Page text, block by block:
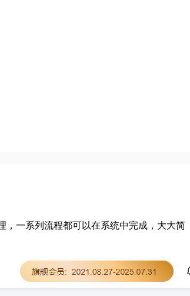
，一系列流程都可以在系统中完成，大大简